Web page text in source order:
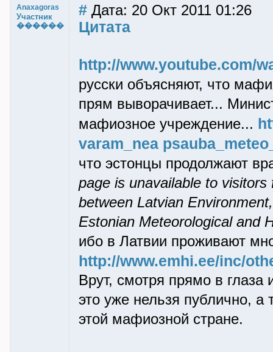
Anaxagoras
Участник
������
# Дата: 20 Окт 2011 01:26
Цитата
http://www.youtube.com/
русски объясняют, что
прям выворачивает...
мафиозное учреждение...
varam_nea
что эстонцы продолжают
page is unavailable to
between Latvian
Estonian Meteorological and
ибо в Латвии проживают
http://www.emhi.ee/inc/
Врут, смотря прямо в
это уже нельзя публично,
этой мафиозной стране.